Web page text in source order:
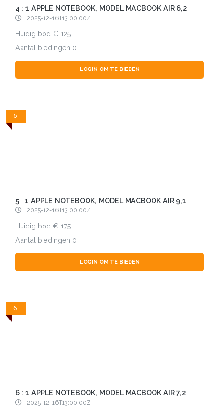
4 : 1 APPLE NOTEBOOK, MODEL MACBOOK AIR 6,2
2025-12-16T13:00:00Z
Huidig bod
125
Aantal biedingen 0
LOGIN OM TE BIEDEN
5
5 : 1 APPLE NOTEBOOK, MODEL MACBOOK AIR 9,1
2025-12-16T13:00:00Z
Huidig bod
175
Aantal biedingen 0
LOGIN OM TE BIEDEN
6
6 : 1 APPLE NOTEBOOK, MODEL MACBOOK AIR 7,2
2025-12-16T13:00:00Z